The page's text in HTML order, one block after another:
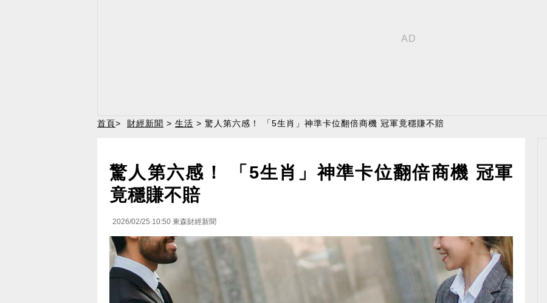
首頁> 財經新聞 > 生活 > 驚人第六感！ 「5生肖」神準卡位翻倍商機 冠軍竟穩賺不賠
驚人第六感！ 「5生肖」神準卡位翻倍商機 冠軍
竟穩賺不賠
2026/02/25 10:50 東森財經新聞